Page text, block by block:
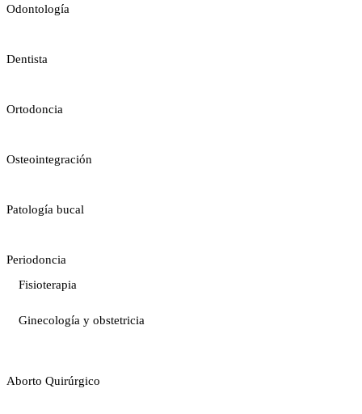
Odontología
Dentista
Ortodoncia
Osteointegración
Patología bucal
Periodoncia
Fisioterapia
Ginecología y obstetricia
Aborto Quirúrgico